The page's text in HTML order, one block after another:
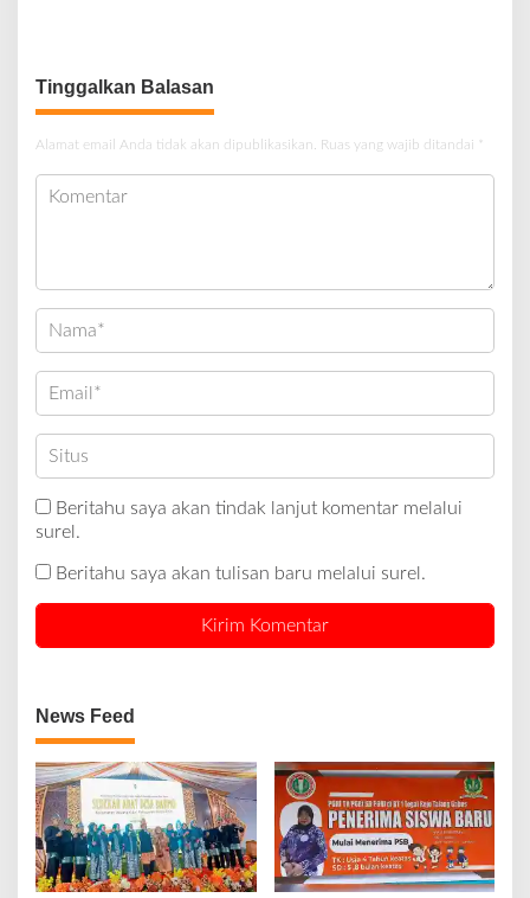
Tinggalkan Balasan
Alamat email Anda tidak akan dipublikasikan. Ruas yang wajib ditandai *
Beritahu saya akan tindak lanjut komentar melalui
surel.
Beritahu saya akan tulisan baru melalui surel.
News Feed